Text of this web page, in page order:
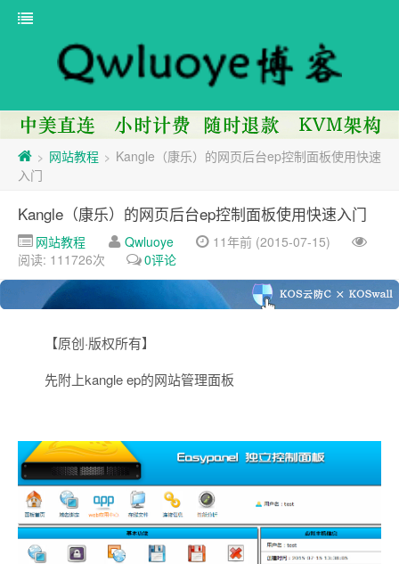
> 网站教程 > Kangle（康乐）的网页后台ep控制面板使用快速
入门
Kangle（康乐）的网页后台ep控制面板使用快速入门
网站教程 Qwluoye
11年前 (2015-07-15)
阅读: 111726次
0评论
【原创·版权所有】
先附上kangle ep的网站管理面板